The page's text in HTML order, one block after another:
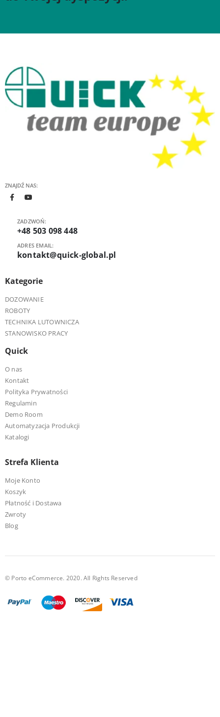
ZNAJDŹ NAS:
ZADZWOŃ:
+48 503 098 448
ADRES EMAIL:
kontakt@quick-global.pl
Kategorie
DOZOWANIE
ROBOTY
TECHNIKA LUTOWNICZA
STANOWISKO PRACY
Quick
O nas
Kontakt
Polityka Prywatności
Regulamin
Demo Room
Automatyzacja Produkcji
Katalogi
Strefa Klienta
Moje Konto
Koszyk
Płatność i Dostawa
Zwroty
Blog
© Porto eCommerce. 2020. All Rights Reserved